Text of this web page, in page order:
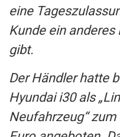
eine
Kunde ein anderes
gibt.
Der Händler hatte
Hyundai i30 als
Neufahrzeug“